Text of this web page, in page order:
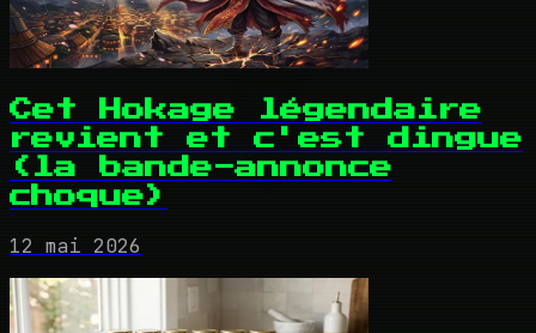
Cet Hokage légendaire
revient et c'est dingue
(la bande-annonce
choque)
12 mai 2026